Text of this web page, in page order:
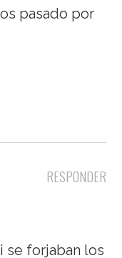
pasado por
RESPONDER
se forjaban los